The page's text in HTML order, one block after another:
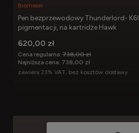
Pen bezprzewodowy Thunderlord-
pigmentacji, na kartridże Hawk
Biomaser
620,00 zł
zawiera 23% VAT, bez kosztów dostawy
Cena regularna: 738,00 zł
Najniższa cena: 738,00 zł